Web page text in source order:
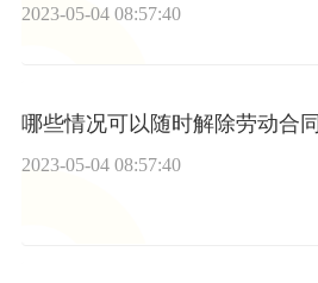
2023-05-04 08:57:40
哪些情况可以随时解除劳动合同
2023-05-04 08:57:40